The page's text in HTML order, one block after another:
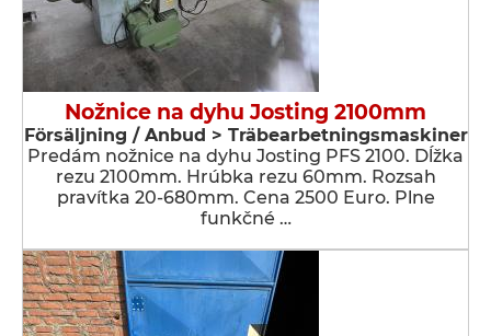
Nožnice na dyhu Josting 2100mm
Försäljning / Anbud > Träbearbetningsmaskiner
Predám nožnice na dyhu Josting PFS 2100. Dĺžka
rezu 2100mm. Hrúbka rezu 60mm. Rozsah
pravítka 20-680mm. Cena 2500 Euro. Plne
funkčné …